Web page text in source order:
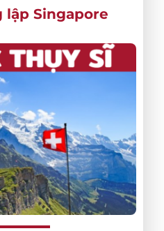
lập Singapore